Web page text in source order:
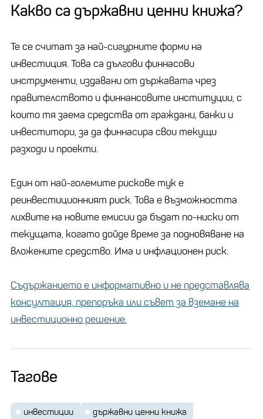
Какво са държавни ценни книжа?
Те се считат за най-сигурните форми на
инвестиция. Това са дългови финнасови
инструменти, издавани от държавата чрез
правителството и финнансовите институции, с
които тя заема средства от граждани, банки и
инвеститори, за да финнасира свои текущи
разходи и проекти.
Един от най-големите рискове тук е
реинвестиционният риск. Това е възможността
лихвите на новите емисии да бъдат по-ниски от
текущата, когато дойде време за подновяване на
вложените средство. Има и инфлационен риск.
Съдържанието е информативно и не представлява
консултация, препоръка или съвет за вземане на
инвестиционно решение.
Тагове
инвестиции
държавни ценни книжа